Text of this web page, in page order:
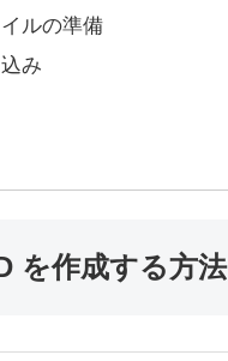
ルの準備
み
を作成する方法